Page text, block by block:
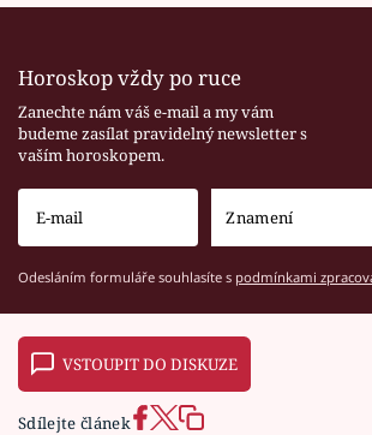
Horoskop vždy po ruce
Zanechte nám váš e-mail a my vám
budeme zasílat pravidelný newsletter s
vaším horoskopem.
Odesláním formuláře souhlasíte s podmínkami
VSTOUPIT DO DISKUZE
Sdílejte článek